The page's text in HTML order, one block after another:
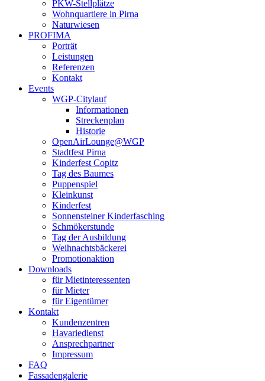
PKW-Stellplätze
Wohnquartiere in Pirna
Naturwiesen
PROFIMA
Porträt
Leistungen
Referenzen
Kontakt
Events
WGP-Citylauf
Informationen
Streckenplan
Historie
OpenAirLounge@WGP
Stadtfest Pirna
Kinderfest Copitz
Tag des Baumes
Puppenspiel
Kleinkunst
Kinderfest
Sonnensteiner Kinderfasching
Schmökerstunde
Tag der Ausbildung
Weihnachtsbäckerei
Promotionaktion
Downloads
für Mietinteressenten
für Mieter
für Eigentümer
Kontakt
Kundenzentren
Havariedienst
Ansprechpartner
Impressum
FAQ
Fassadengalerie